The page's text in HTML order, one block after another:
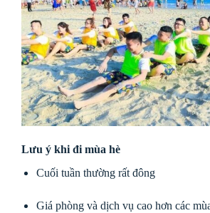
Lưu ý khi đi mùa hè
Cuối tuần thường rất đông
Giá phòng và dịch vụ cao hơn các